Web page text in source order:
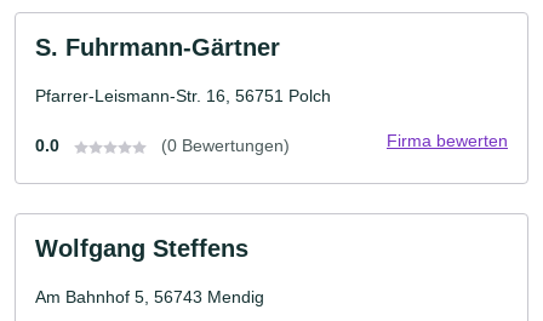
S. Fuhrmann-Gärtner
Pfarrer-Leismann-Str. 16, 56751 Polch
0.0 (0 Bewertungen) Firma bewerten
Wolfgang Steffens
Am Bahnhof 5, 56743 Mendig